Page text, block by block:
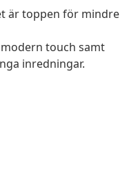
är toppen för mindre
touch samt
inredningar.